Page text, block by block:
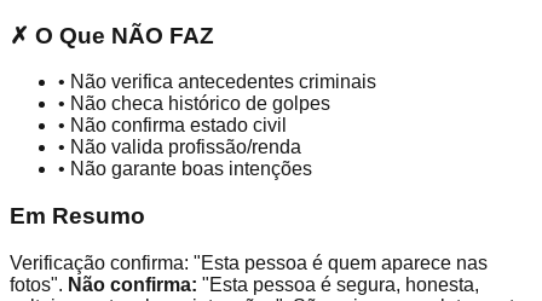
✗ O Que NÃO FAZ
• Não verifica antecedentes criminais
• Não checa histórico de golpes
• Não confirma estado civil
• Não valida profissão/renda
• Não garante boas intenções
Em Resumo
Verificação confirma: "Esta pessoa é quem aparece nas
fotos". Não confirma: "Esta pessoa é segura, honesta,